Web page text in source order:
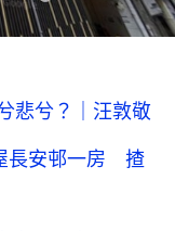
悲兮？｜汪敦敬
長安邨一房 揸